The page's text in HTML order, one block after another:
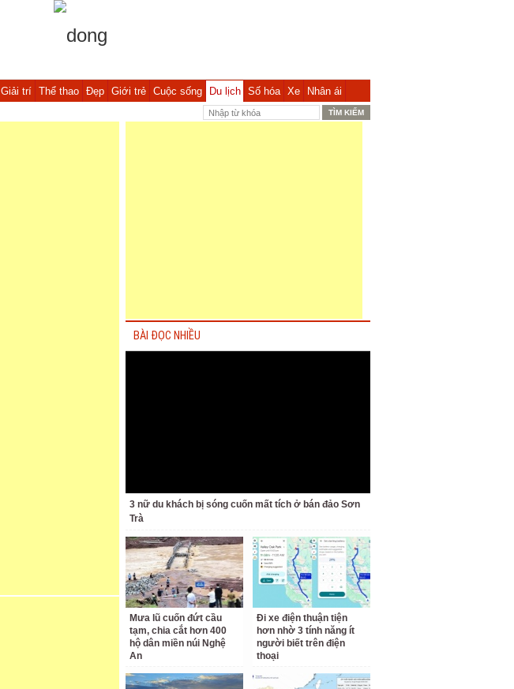
Giải trí Thể thao Đẹp Giới trẻ Cuộc sống Du lịch Số hóa Xe Nhân ái
BÀI ĐỌC NHIỀU
3 nữ du khách bị sóng cuốn mất tích ở bán đảo Sơn
Trà
Mưa lũ cuốn đứt cầu
tạm, chia cắt hơn 400
hộ dân miền núi Nghệ
An
Đi xe điện thuận tiện
hơn nhờ 3 tính năng ít
người biết trên điện
thoại